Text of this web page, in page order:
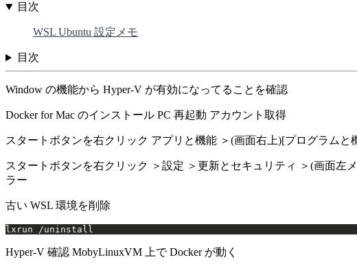
目次
WSL Ubuntu 設定メモ
目次
Window の機能から Hyper-V が有効になってることを確認
Docker for Mac のインストール PC 再起動 アカウント取得
スタートボタンを右クリック アプリと機能 ＞(画面右上)[プログラムと
スタートボタンを右クリック ＞設定 ＞更新とセキュリティ ＞(画面左
ラー
古い WSL 環境を削除
lxrun /uninstall
Hyper-V 確認 MobyLinuxVM 上で Docker が動く